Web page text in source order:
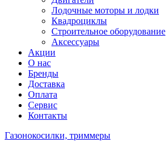
Лодочные моторы и лодки
Квадроциклы
Строительное оборудование
Аксессуары
Акции
О нас
Бренды
Доставка
Оплата
Сервис
Контакты
Газонокосилки, триммеры